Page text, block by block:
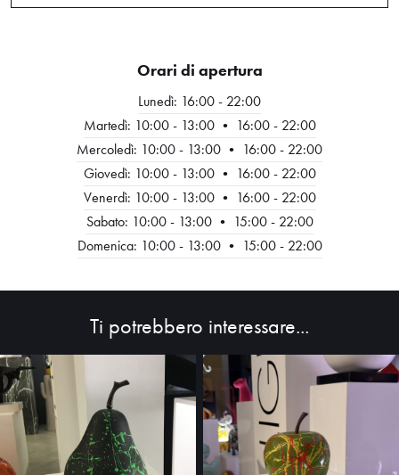
HOME
ABOUT
Orari di apertura
Lunedì: 16:00 - 22:00
Martedì: 10:00 - 13:00 • 16:00 - 22:00
Mercoledì: 10:00 - 13:00 • 16:00 - 22:00
Giovedì: 10:00 - 13:00 • 16:00 - 22:00
Venerdì: 10:00 - 13:00 • 16:00 - 22:00
Sabato: 10:00 - 13:00 • 15:00 - 22:00
Domenica: 10:00 - 13:00 • 15:00 - 22:00
Ti potrebbero interessare...